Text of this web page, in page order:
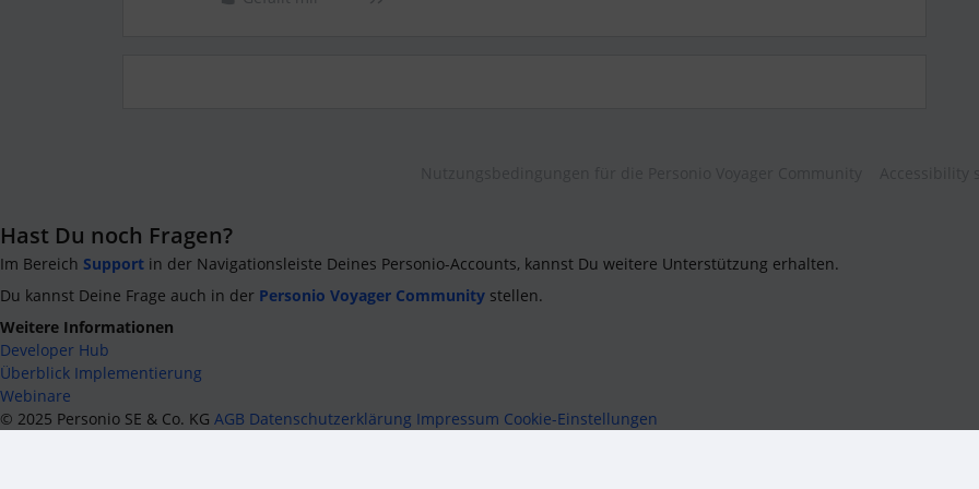
Hast Du noch Fragen?
Im Bereich Support in der Navigationsleiste Deines Personio-Accounts, kannst Du weitere Unterstützung erhalten.
Du kannst Deine Frage auch in der Personio Voyager Community stellen.
Weitere Informationen
Developer Hub
Überblick Implementierung
Webinare
© 2025 Personio SE & Co. KG AGB Datenschutzerklärung Impressum Cookie-Einstellungen